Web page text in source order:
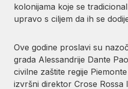
kolonijama koje se
upravo s ciljem da ih se
Ove godine proslavi su
grada Alessandrije Dante
civilne zaštite regije
izvršni direktor Crose Rossa